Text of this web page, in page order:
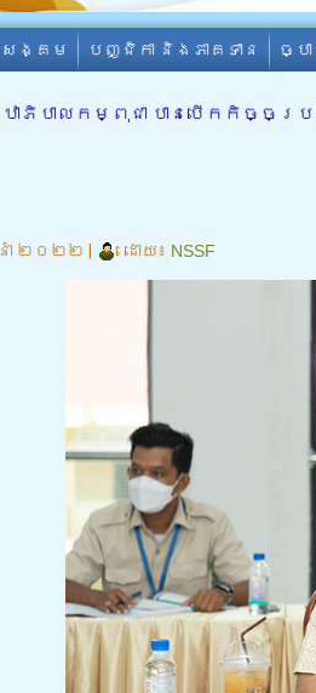
ង្គម បញ្ជិកា និងភាគទាន ច្ប
ាភិបាលកម្ពុជា បានបើកកិច្
ាំ ២០២២ ដោយ៖ NSSF